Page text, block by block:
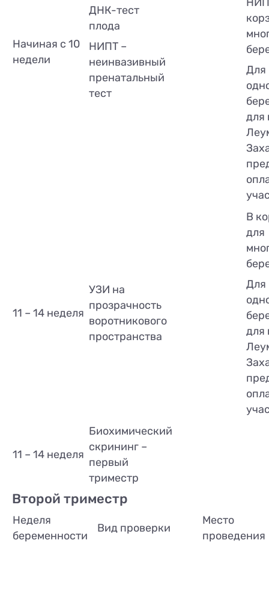
Начиная с 10
недели
ДНК-тест
плода
НИПТ –
неинвазивный
пренатальный
тест
Для
для
11 – 14 неделя
УЗИ на
прозрачность
воротникового
пространства
В
для
Для
для
11 – 14 неделя
Биохимический
скрининг –
первый
триместр
Второй триместр
Неделя
беременности
Вид проверки
Место
проведения